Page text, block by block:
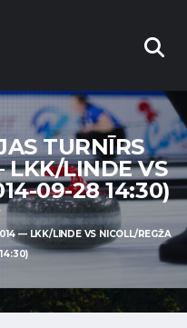
TURNĪRS
LKK/LINDE VS
09-28 14:30)
— LKK/LINDE VS NICOLL/REGŽA